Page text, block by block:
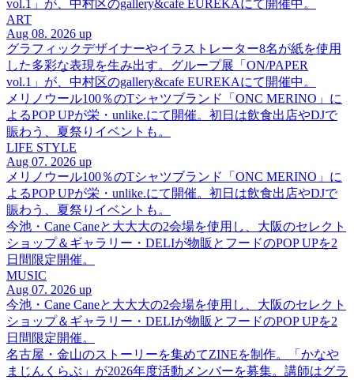
vol.1」が、中村区のgallery&cafe EUREKAにて開催中。
ART
Aug 08. 2026 up
グラフィックデザイナーやイラストレーター8名が紙を使用
した多彩な表現を生み出す。グループ展「ON/PAPER
vol.1」が、中村区のgallery&cafe EUREKAにて開催中。
メリノウール100％のTシャツブランド「ONC MERINO」に
よるPOP UPが栄・unlike.にて開催。初日は飲食出店やDJで
賑わう、夏祭りイベントも。
LIFE STYLE
Aug 07. 2026 up
メリノウール100％のTシャツブランド「ONC MERINO」に
よるPOP UPが栄・unlike.にて開催。初日は飲食出店やDJで
賑わう、夏祭りイベントも。
今池・Cane Caneと大大大の2会場を使用し、大阪のセレクト
ショップ＆ギャラリー・DELIが物販とフードのPOP UPを2
日間限定開催。
MUSIC
Aug 07. 2026 up
今池・Cane Caneと大大大の2会場を使用し、大阪のセレクト
ショップ＆ギャラリー・DELIが物販とフードのPOP UPを2
日間限定開催。
名古屋・金山のストーリーを集めてZINEを制作。「かなや
まじんくらぶ」が2026年度活動メンバーを募集。講師はグラ